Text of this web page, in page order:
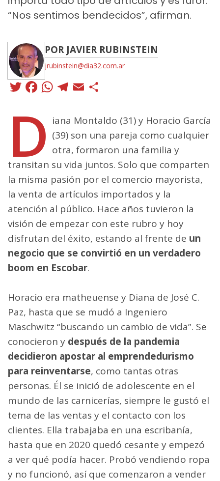
“Nos sentimos bendecidos”, afirman.
POR JAVIER RUBINSTEIN
jrubinstein@dia32.com.ar
Twitter
Facebook
WhatsApp
Telegram
Email
D iana Montaldo (31) y Horacio García
(39) son una pareja como cualquier
otra, formaron una familia y
transitan su vida juntos. Solo que comparten
la misma pasión por el comercio mayorista,
la venta de artículos importados y la
atención al público. Hace años tuvieron la
visión de empezar con este rubro y hoy
disfrutan del éxito, estando al frente de un
negocio que se convirtió en un verdadero
boom en Escobar.
Horacio era matheuense y Diana de José C.
Paz, hasta que se mudó a Ingeniero
Maschwitz “buscando un cambio de vida”. Se
conocieron y después de la pandemia
decidieron apostar al emprendedurismo
para reinventarse, como tantas otras
personas. Él se inició de adolescente en el
mundo de las carnicerías, siempre le gustó el
tema de las ventas y el contacto con los
clientes. Ella trabajaba en una escribanía,
hasta que en 2020 quedó cesante y empezó
a ver qué podía hacer. Probó vendiendo ropa
y no funcionó, así que comenzaron a vender